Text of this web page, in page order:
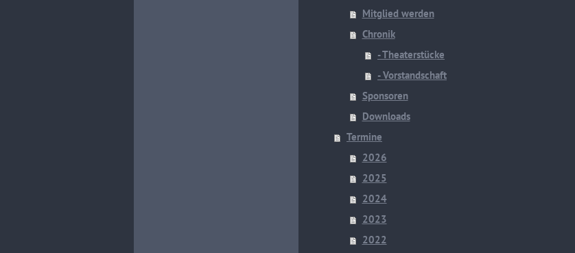
Mitglied werden
Chronik
- Theaterstücke
- Vorstandschaft
Sponsoren
Downloads
Termine
2026
2025
2024
2023
2022